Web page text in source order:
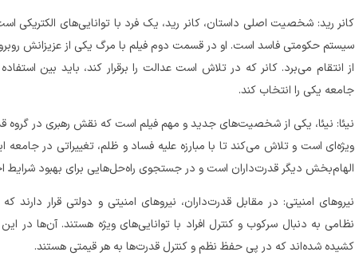
کانر رید: شخصیت اصلی داستان، کانر رید، یک فرد با توانایی‌های الکتریکی
سیستم حکومتی فاسد است. او در قسمت دوم فیلم با مرگ یکی از عزیزانش
از انتقام می‌برد. کانر که در تلاش است عدالت را برقرار کند، باید بین
جامعه یکی را انتخاب کند.
نیئا: نیئا، یکی از شخصیت‌های جدید و مهم فیلم است که نقش رهبری در گروه
ویژه‌ای است و تلاش می‌کند تا با مبارزه علیه فساد و ظلم، تغییراتی در
الهام‌بخش دیگر قدرت‌داران است و در جستجوی راه‌حل‌هایی برای بهبود شرایط
نیروهای امنیتی: در مقابل قدرت‌داران، نیروهای امنیتی و دولتی قرار دارند
نظامی به دنبال سرکوب و کنترل افراد با توانایی‌های ویژه هستند. آن‌ها در
کشیده شده‌اند که در پی حفظ نظم و کنترل قدرت‌ها به هر قیمتی هستند.